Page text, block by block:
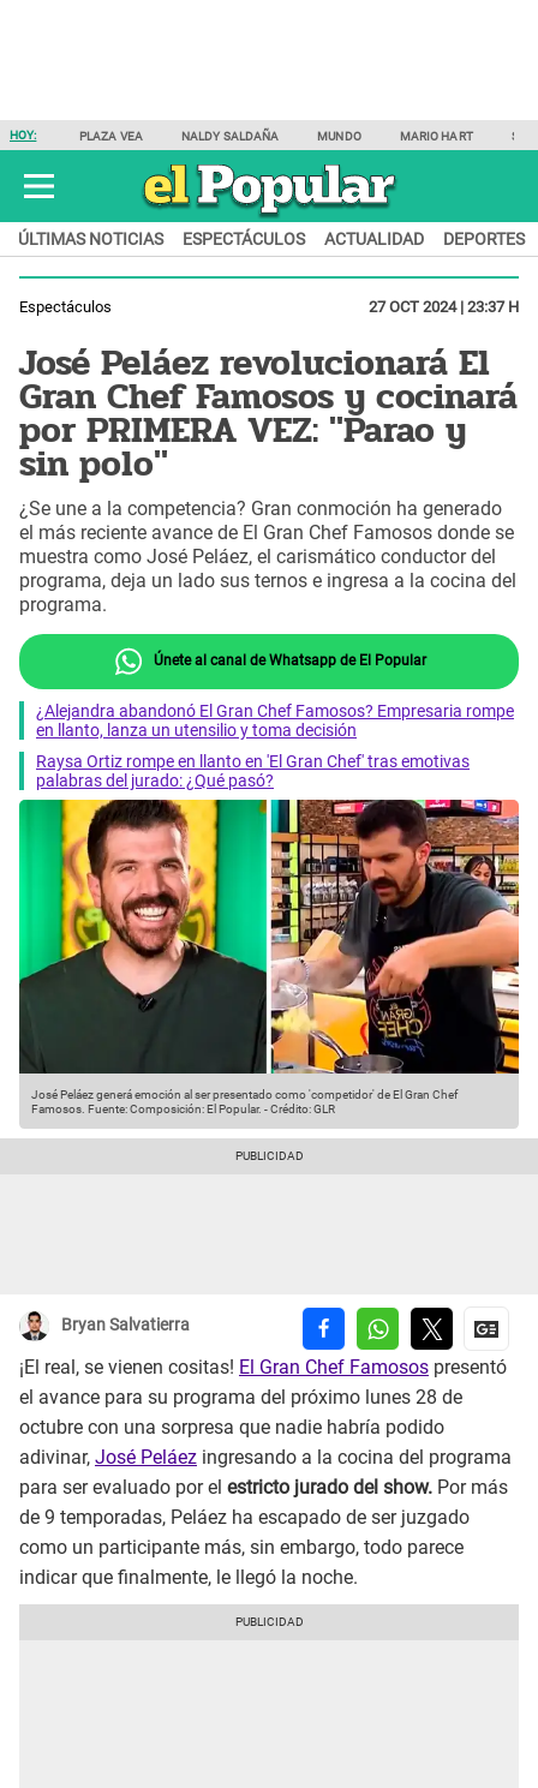
HOY: PLAZA VEA NALDY SALDAÑA MUNDO MARIO HART
ÚLTIMAS NOTICIAS ESPECTÁCULOS ACTUALIDAD DEPORTES
Espectáculos 27 OCT 2024 | 23:37 H
José Peláez revolucionará El
Gran Chef Famosos y cocinará
por PRIMERA VEZ: "Parao y
sin polo"
¿Se une a la competencia? Gran conmoción ha generado
el más reciente avance de El Gran Chef Famosos donde se
muestra como José Peláez, el carismático conductor del
programa, deja un lado sus ternos e ingresa a la cocina del
programa.
Únete al canal de Whatsapp de El Popular
¿Alejandra abandonó El Gran Chef Famosos? Empresaria rompe
en llanto, lanza un utensilio y toma decisión
Raysa Ortiz rompe en llanto en 'El Gran Chef' tras emotivas
palabras del jurado: ¿Qué pasó?
José Peláez generá emoción al ser presentado como 'competidor' de El Gran Chef
Famosos. Fuente: Composición: El Popular. -Crédito: GLR
Bryan Salvatierra
¡El real, se vienen cositas! El Gran Chef Famosos presentó
el avance para su programa del próximo lunes 28 de
octubre con una sorpresa que nadie habría podido
adivinar, José Peláez ingresando a la cocina del programa
para ser evaluado por el estricto jurado del show. Por más
de 9 temporadas, Peláez ha escapado de ser juzgado
como un participante más, sin embargo, todo parece
indicar que finalmente, le llegó la noche.